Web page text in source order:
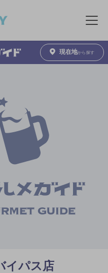
メニュ
現在地から探す
イパス店